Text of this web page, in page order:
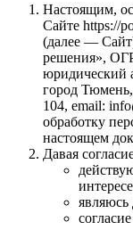
Настоящим,
Сайте https://
(далее —
решения»,
юридический
город
104, email:
обработку
настоящем
Давая
являюсь